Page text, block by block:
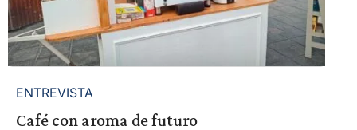
ENTREVISTA
Café con aroma de futuro